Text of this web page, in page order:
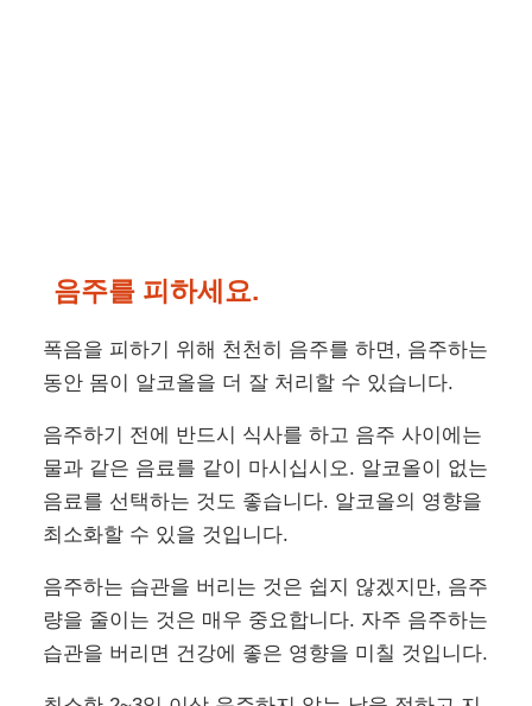
음주를 피하세요.
폭음을 피하기 위해 천천히 음주를 하면, 음주하는
동안 몸이 알코올을 더 잘 처리할 수 있습니다.
음주하기 전에 반드시 식사를 하고 음주 사이에는
물과 같은 음료를 같이 마시십시오. 알코올이 없는
음료를 선택하는 것도 좋습니다. 알코올의 영향을
최소화할 수 있을 것입니다.
음주하는 습관을 버리는 것은 쉽지 않겠지만, 음주
량을 줄이는 것은 매우 중요합니다. 자주 음주하는
습관을 버리면 건강에 좋은 영향을 미칠 것입니다.